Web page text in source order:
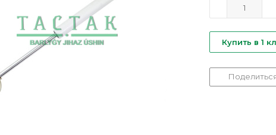
Купить в 1